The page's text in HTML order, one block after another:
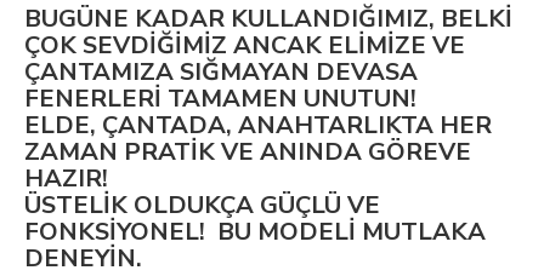
BUGÜNE KADAR KULLANDIĞIMIZ, BELKİ
ÇOK SEVDİĞİMİZ ANCAK ELİMİZE VE
ÇANTAMIZA SIĞMAYAN DEVASA
FENERLERİ TAMAMEN UNUTUN!
ELDE, ÇANTADA, ANAHTARLIKTA HER
ZAMAN PRATİK VE ANINDA GÖREVE
HAZIR!
ÜSTELİK OLDUKÇA GÜÇLÜ VE
FONKSİYONEL! BU MODELİ MUTLAKA
DENEYİN.